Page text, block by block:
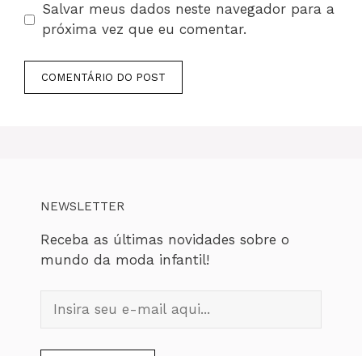
Salvar meus dados neste navegador para a
próxima vez que eu comentar.
NEWSLETTER
Receba as últimas novidades sobre o
mundo da moda infantil!